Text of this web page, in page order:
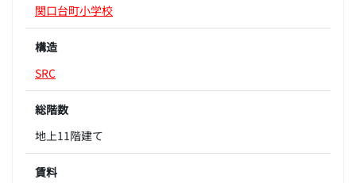
関口台町小学校
構造
SRC
総階数
地上11階建て
賃料